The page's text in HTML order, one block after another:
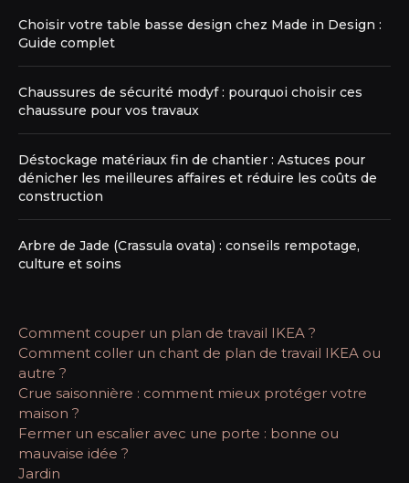
Choisir votre table basse design chez Made in Design :
Guide complet
Chaussures de sécurité modyf : pourquoi choisir ces
chaussure pour vos travaux
Déstockage matériaux fin de chantier : Astuces pour
dénicher les meilleures affaires et réduire les coûts de
construction
Arbre de Jade (Crassula ovata) : conseils rempotage,
culture et soins
Comment couper un plan de travail IKEA ?
Comment coller un chant de plan de travail IKEA ou
autre ?
Crue saisonnière : comment mieux protéger votre
maison ?
Fermer un escalier avec une porte : bonne ou
mauvaise idée ?
Jardin